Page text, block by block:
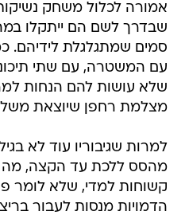
אמורה לכלול משחק נשיקות
שבדרך לשם הם ייתקלו
סמים שמתגלגלת לידיהם.
עם המשטרה, עם שתי
שלא עושות להם הנחות
מצלמת רחפן שיוצאת
למרות שגיבוריו עוד לא
מהסס ללכת עד הקצה, מה
קשוחות למדי, שלא לומר
הדמויות מנסות לעבור